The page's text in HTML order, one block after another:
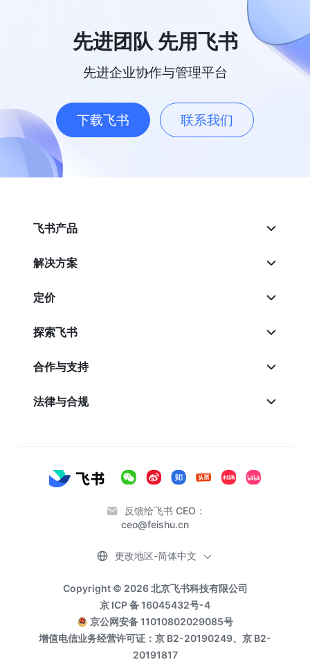
先进团队 先用飞书
先进企业协作与管理平台
下载飞书 联系我们
飞书产品
解决方案
定价
探索飞书
合作与支持
法律与合规
反馈给飞书 CEO：
ceo@feishu.cn
Copyright © 2026 北京飞书科技有限公司
京 ICP 备 16045432号-4
京公网安备 11010802029085号
增值电信业务经营许可证：京 B2-20190249、京 B2-
20191817
更改地区-简体中文